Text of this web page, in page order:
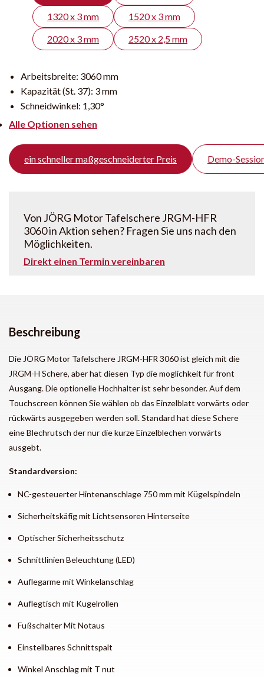
1320 x 3 mm
1520 x 3 mm
2020 x 3 mm
2520 x 2,5 mm
Arbeitsbreite: 3060 mm
Kapazität (St. 37): 3 mm
Schneidwinkel: 1,30°
Alle Optionen sehen
ein schneller maßgeschneiderter Preis Demo-
Von JÖRG Motor Tafelschere JRGM-HFR
3060 in Aktion sehen? Fragen Sie uns nach den
Möglichkeiten.
Direkt einen Termin vereinbaren
Beschreibung
Die JÖRG Motor Tafelschere JRGM-HFR 3060 ist gleich mit die
JRGM-H Schere, aber hat diesen Typ die moglichkeit für front
Ausgang. Die optionelle Hochhalter ist sehr besonder. Auf dem
Touchscreen können Sie wählen ob das Einzelblatt vorwärts oder
rückwärts ausgegeben werden soll. Standard hat diese Schere
eine Blechrutsch der nur die kurze Einzelblechen vorwärts
ausgebt.
Standardversion:
NC-gesteuerter Hintenanschlage 750 mm mit Kügelspindeln
Sicherheitskäfig mit Lichtsensoren Hinterseite
Optischer Sicherheitsschutz
Schnittlinien Beleuchtung (LED)
Auflegarme mit Winkelanschlag
Auflegtisch mit Kugelrollen
Fußschalter Mit Notaus
Einstellbares Schnittspalt
Winkel Anschlag mit T nut